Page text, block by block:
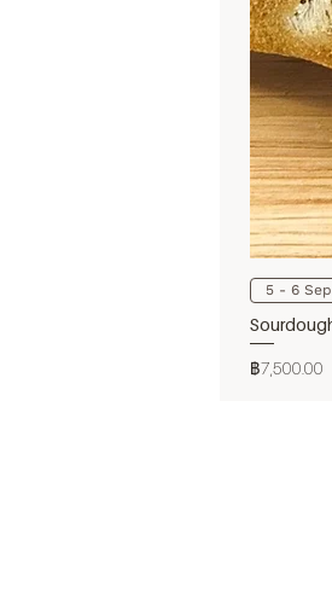
5 - 6
ราคา
฿7,500.00